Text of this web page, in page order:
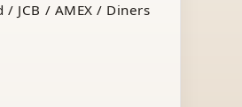
/ JCB / AMEX / Diners